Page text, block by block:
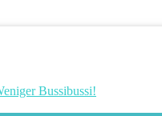
Bussibussi!